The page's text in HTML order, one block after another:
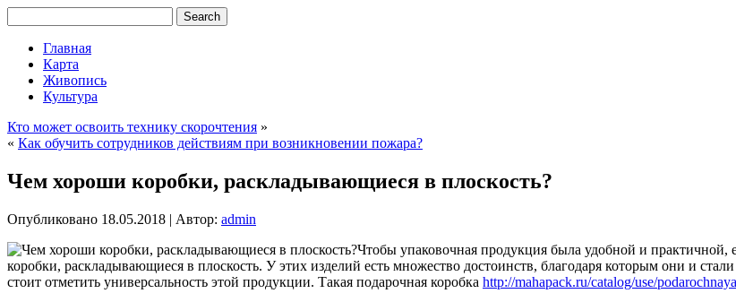
Главная
Карта
Живопись
Культура
Кто может освоить технику скорочтения »
« Как обучить сотрудников действиям при возникновении пожара?
Чем хороши коробки, раскладывающиеся в плоскость?
Опубликовано 18.05.2018 | Автор: admin
Чтобы упаковочная продукция была удобной и
коробки, раскладывающиеся в плоскость. У этих изделий есть множество достоинств, благодаря которым они и
стоит отметить универсальность этой продукции. Такая подарочная коробка http://mahapack.ru/catalog/use/podarochnaya